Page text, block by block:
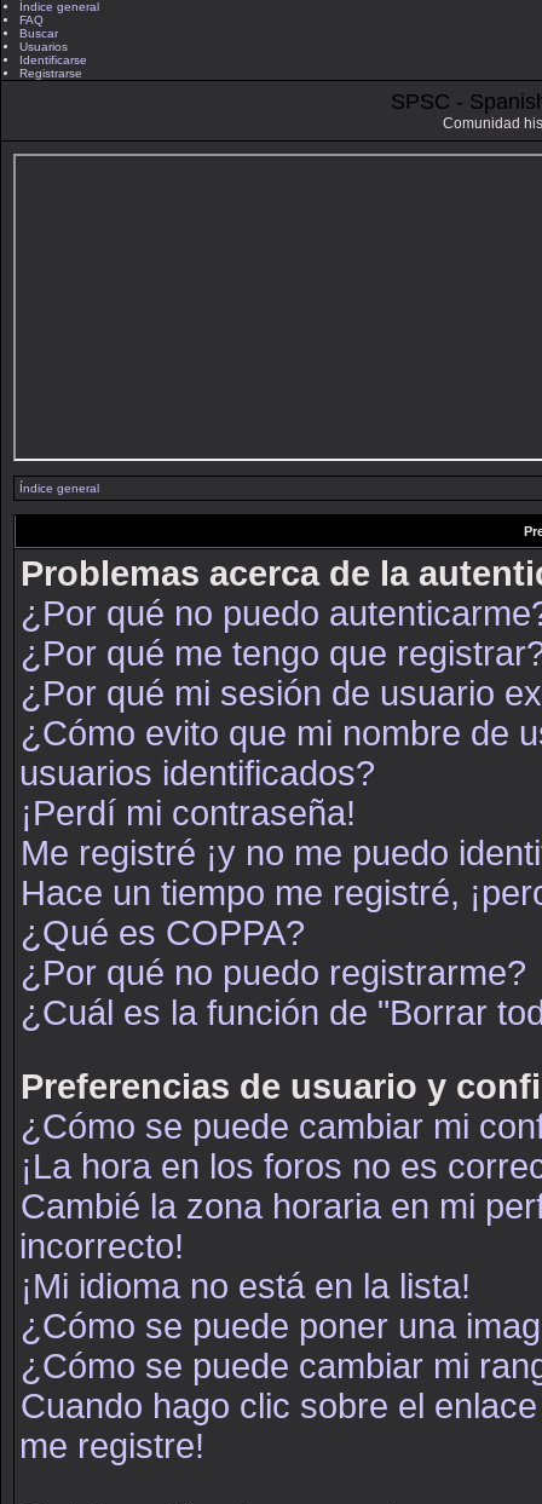
Índice general
FAQ
Buscar
Usuarios
Identificarse
Registrarse
SPSC -
Comunidad
Índice general
Problemas acerca de la
¿Por qué no puedo
¿Por qué me tengo que
¿Por qué mi sesión de usuario
¿Cómo evito que mi nombre de
usuarios identificados?
¡Perdí mi contraseña!
Me registré ¡y no me puedo
Hace un tiempo me registré,
¿Qué es COPPA?
¿Por qué no puedo registrarme?
¿Cuál es la función de "Borrar
Preferencias de usuario y
¿Cómo se puede cambiar mi
¡La hora en los foros no es
Cambié la zona horaria en mi
incorrecto!
¡Mi idioma no está en la lista!
¿Cómo se puede poner una
¿Cómo se puede cambiar mi
Cuando hago clic sobre el
me registre!